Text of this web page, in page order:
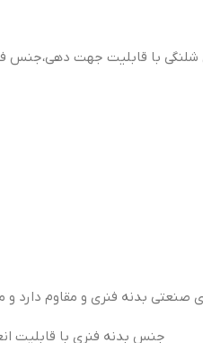
شلنگی با قابلیت جهت
جنس بدنه فنری با قابلیت